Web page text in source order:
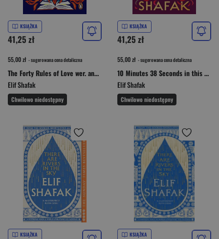
KSIĄŻKA
41,25 zł
55,00 zł - sugerowana cena detaliczna
The Forty Rules of Love wer. angielska
Elif Shafak
Chwilowo niedostępny
KSIĄŻKA
41,25 zł
55,00 zł - sugerowana cena detaliczna
10 Minutes 38 Seconds in this Strange World wer. angielska
Elif Shafak
Chwilowo niedostępny
KSIĄŻKA KSIĄŻKA